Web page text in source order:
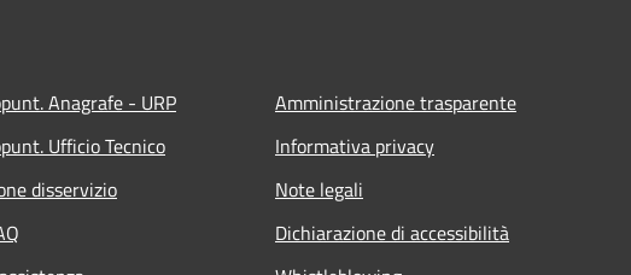
Anagrafe - URP
Ufficio Tecnico
disservizio
Amministrazione trasparente
Informativa privacy
Note legali
Dichiarazione di accessibilità